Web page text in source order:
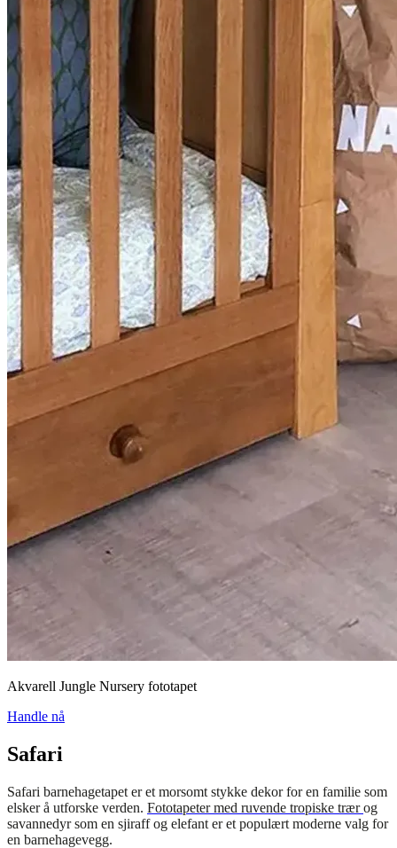
Akvarell Jungle Nursery fototapet
Handle nå
Safari
Safari barnehagetapet er et morsomt stykke dekor for en familie som
elsker å utforske verden. Fototapeter med ruvende tropiske trærog
savannedyr som en sjiraff og elefant er et populært moderne valg for
en barnehagevegg.